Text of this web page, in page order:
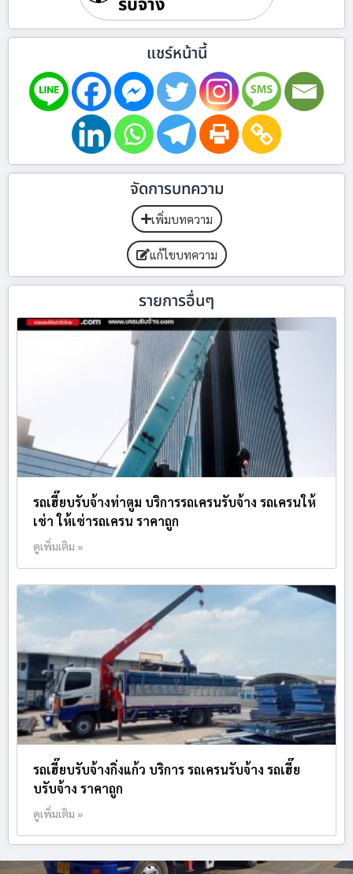
แชร์หน้านี้
จัดการบทความ
เพิ่มบทความ
แก้ไขบทความ
รายการอื่นๆ
รถเฮี๊ยบรับจ้างท่าตูม บริการรถเครนรับจ้าง รถเครนให้
เช่า ให้เช่ารถเครน ราคาถูก
ดูเพิ่มเติม »
รถเฮี๊ยบรับจ้างกิ่งแก้ว บริการ รถเครนรับจ้าง รถเฮี๊ย
บรับจ้าง ราคาถูก
ดูเพิ่มเติม »